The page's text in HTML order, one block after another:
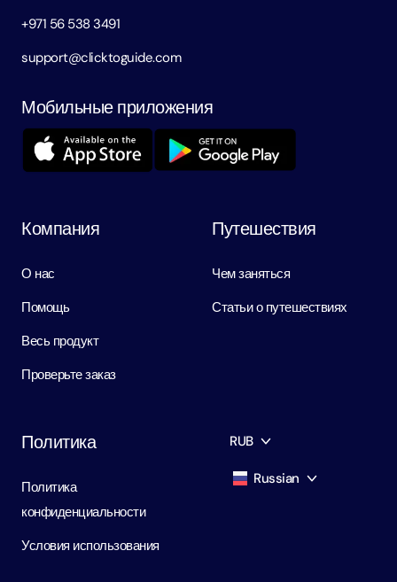
+971 56 538 3491
support@clicktoguide.com
Мобильные приложения
Компания
О нас
Помощь
Весь продукт
Проверьте заказ
Путешествия
Чем заняться
Статьи о путешествиях
Политика
Политика
конфиденциальности
Условия использования
RUB
Russian